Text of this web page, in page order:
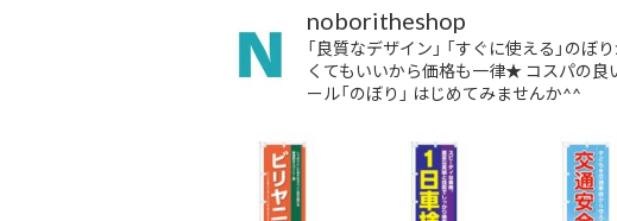
noboritheshop
「良質なデザイン」 「すぐに使える」の
くてもいいから価格も一律★ コスパの良
ール「のぼり」 はじめてみませんか^^